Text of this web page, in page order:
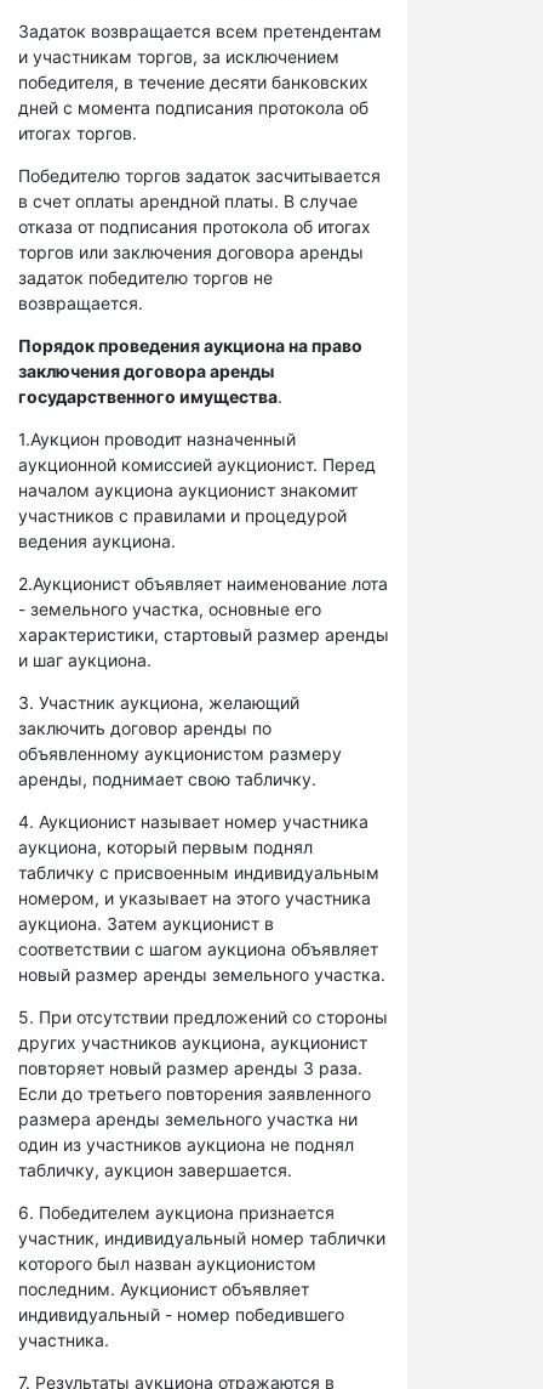
Задаток возвращается всем претендентам
и участникам торгов, за исключением
победителя, в течение десяти банковских
дней с момента подписания протокола об
итогах торгов.
Победителю торгов задаток засчитывается
в счет оплаты арендной платы. В случае
отказа от подписания протокола об итогах
торгов или заключения договора аренды
задаток победителю торгов не
возвращается.
Порядок проведения аукциона на право
заключения договора аренды
государственного имущества.
1.Аукцион проводит назначенный
аукционной комиссией аукционист. Перед
началом аукциона аукционист знакомит
участников с правилами и процедурой
ведения аукциона.
2.Аукционист объявляет наименование лота
- земельного участка, основные его
характеристики, стартовый размер аренды
и шаг аукциона.
3. Участник аукциона, желающий
заключить договор аренды по
объявленному аукционистом размеру
аренды, поднимает свою табличку.
4. Аукционист называет номер участника
аукциона, который первым поднял
табличку с присвоенным индивидуальным
номером, и указывает на этого участника
аукциона. Затем аукционист в
соответствии с шагом аукциона объявляет
новый размер аренды земельного участка.
5. При отсутствии предложений со стороны
других участников аукциона, аукционист
повторяет новый размер аренды 3 раза.
Если до третьего повторения заявленного
размера аренды земельного участка ни
один из участников аукциона не поднял
табличку, аукцион завершается.
6. Победителем аукциона признается
участник, индивидуальный номер таблички
которого был назван аукционистом
последним. Аукционист объявляет
индивидуальный - номер победившего
участника.
7. Результаты аукциона отражаются в